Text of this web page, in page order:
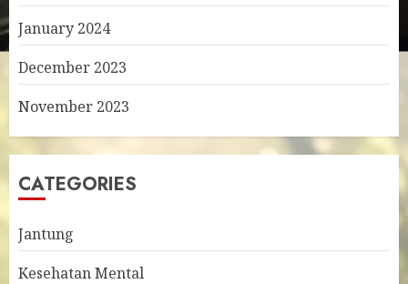
January 2024
December 2023
November 2023
CATEGORIES
Jantung
Kesehatan Mental